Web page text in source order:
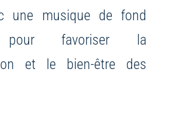
une musique de fond
pour favoriser la
et le bien-être des